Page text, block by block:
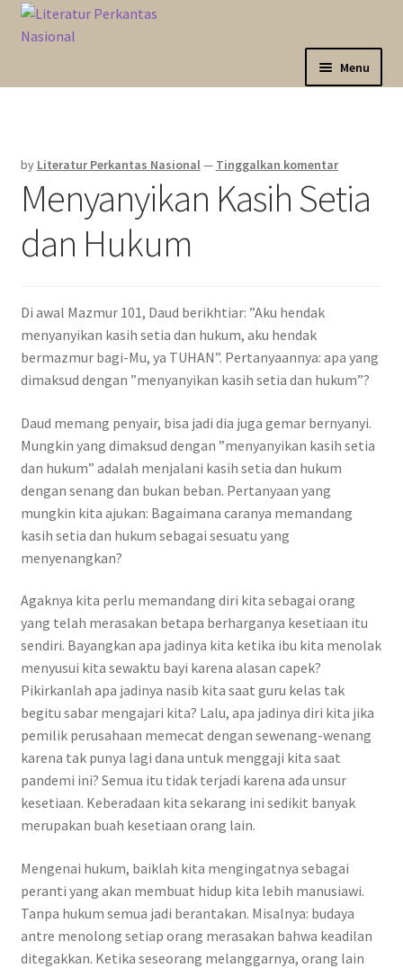
Skip
to
Langsung
ke
Menu
Kategori
Akun Saya
Marketplace
by Literatur Perkantas Nasional— Tinggalkan komentar
Menyanyikan Kasih Setia
dan Hukum
Di awal Mazmur 101, Daud berikhtiar: ”Aku hendak
menyanyikan kasih setia dan hukum, aku hendak
bermazmur bagi-Mu, ya TUHAN”. Pertanyaannya: apa yang
dimaksud dengan ”menyanyikan kasih setia dan hukum”?
Daud memang penyair, bisa jadi dia juga gemar bernyanyi.
Mungkin yang dimaksud dengan ”menyanyikan kasih setia
dan hukum” adalah menjalani kasih setia dan hukum
dengan senang dan bukan beban. Pertanyaan yang
mungkin kita ajukan: Bagaimana caranya memandang
kasih setia dan hukum sebagai sesuatu yang
menyenangkan?
Agaknya kita perlu memandang diri kita sebagai orang
yang telah merasakan betapa berharganya kesetiaan itu
sendiri. Bayangkan apa jadinya kita ketika ibu kita menolak
menyusui kita sewaktu bayi karena alasan capek?
Pikirkanlah apa jadinya nasib kita saat guru kelas tak
begitu sabar mengajari kita? Lalu, apa jadinya diri kita jika
pemilik perusahaan memecat dengan sewenang-wenang
karena tak punya lagi dana untuk menggaji kita saat
pandemi ini? Semua itu tidak terjadi karena ada unsur
kesetiaan. Keberadaan kita sekarang ini sedikit banyak
merupakan buah kesetiaan orang lain.
Mengenai hukum, baiklah kita mengingatnya sebagai
peranti yang akan membuat hidup kita lebih manusiawi.
Tanpa hukum semua jadi berantakan. Misalnya: budaya
antre menolong setiap orang merasakan bahwa keadilan
ditegakkan. Ketika seseorang melanggarnya, orang lain